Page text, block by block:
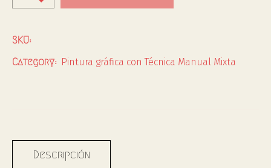
SKU:
Category: Pintura gráfica con Técnica Manual Mixta
Descripción